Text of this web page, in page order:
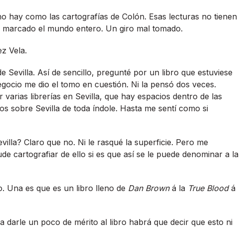
hay como las cartografí­as de Colón. Esas lecturas no tienen
el mundo entero. Un giro mal tomado.
Vela.
Sevilla. Así­ de sencillo, pregunté por un libro que estuviese
me dio el tomo en cuestión. Ni la pensó dos veces.
librerí­as en Sevilla, que hay espacios dentro de las
sobre Sevilla de toda í­ndole. Hasta me sentí­ como si
Claro que no. Ni le rasqué la superficie. Pero me
cartografiar de ello si es que así­ se le puede denominar a la
Una es que es un libro lleno de Dan Browná la True Bloodá
darle un poco de mérito al libro habrá que decir que esto ni